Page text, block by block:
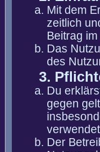
Mit dem
zeitlich
Beitrag
Das
des
3.
Du
gegen
Der